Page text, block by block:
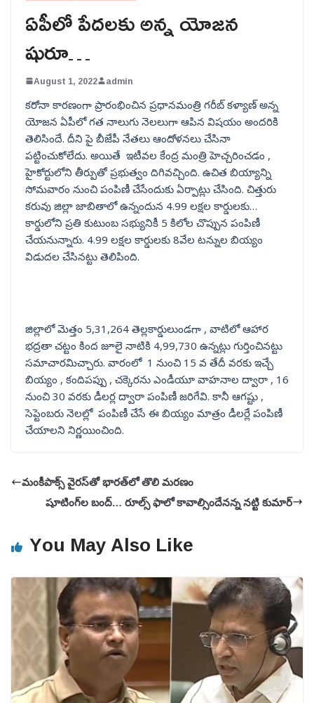
ఏపీలో పేదలకు అన్న యోజన
షురూ…
August 1, 2022 admin
కరోనా కారణంగా ప్రారంభించిన ప్రధానమంత్రి గరీబ్ కళ్యాణ్ అన్న
యోజన ఏపీలో గత నాలుగు నెలలుగా ఆపిన విషయం అందరికి
తెలిసిందే. దీని పై బీజేపీ నేతలు ఆందోళనలు చేసినా
పట్టించుకోలేదు. అయితే ఇటీవల కేంద్ర మంత్రి హెచ్చరించడం ,
హైకోర్టులోని తీర్పుతో ప్రభుత్వం దిగివచ్చింది. ఉచిత బియ్యాన్ని
సోమవారం నుంచి పంపిణీ చేసేందుకు ఏర్పాట్లు చేసింది. చిత్తురు
కరువు జిల్లా జాబితాలో ఉన్నందున 4.99 లక్షల కార్డులకు…
కార్డులోని ప్రతి కుటుంబ సభ్యునికీ 5 కిలోల చొప్పున పంపిణీ
చేయనున్నారు. 4.99 లక్షల కార్డులకు 8వేల టన్నుల బియ్యం
విడుదల చేసినట్టు తెలిపింది.
జిల్లాలో మెత్తం 5,31,264 తెల్లకార్డులుండగా , వాటిలో ఆహార
భద్రతా చట్టం కింద జూలై నాటికి 4,99,730 ఉన్నట్లు గుర్తించినట్టు
సమాచారమిచ్చారు. వారంలో 1 నుంచి 15 వ తేదీ వరకు ఇచ్చే
బియ్యం , కందిపప్పు , చక్కెరను ఎండీయూ వాహనాల ద్వారా , 16
నుంచి 30 వరకు డీలర్ల ద్వారా పంపిణీ జరిగేవి. కానీ ఆగష్టు ,
సెప్టెంబరు నెలల్లో పంపిణీ చేసే ఈ బియ్యం మాత్రం డీలర్లే పంపిణీ
చేయాలని నిర్ణయించింది.
మంకీపాక్స్ వైరస్‌తో భారత్‌లో తొలి మరణం
షూటింగ్‌ల బంద్… రూల్స్ ఫాలో కావాల్సిందేనన్న నట్టి కుమార్
You May Also Like